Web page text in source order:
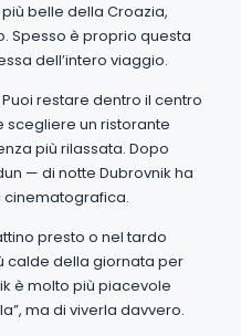
belle della Croazia,
Spesso è proprio questa
dell’intero viaggio.
restare dentro il centro
scegliere un ristorante
più rilassata. Dopo
— di notte Dubrovnik ha
cinematografica.
presto o nel tardo
calde della giornata per
è molto più piacevole
ma di viverla davvero.